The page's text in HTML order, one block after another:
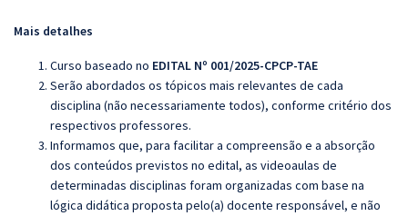
Mais detalhes
Curso baseado no EDITAL Nº 001/2025-CPCP-TAE
Serão abordados os tópicos mais relevantes de cada
disciplina (não necessariamente todos), conforme critério dos
respectivos professores.
Informamos que, para facilitar a compreensão e a absorção
dos conteúdos previstos no edital, as videoaulas de
determinadas disciplinas foram organizadas com base na
lógica didática proposta pelo(a) docente responsável, e não